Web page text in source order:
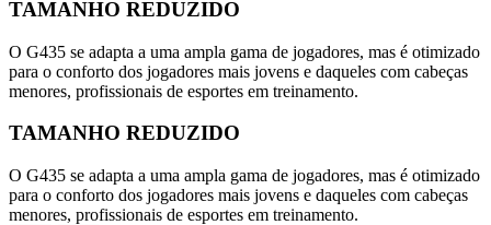
TAMANHO REDUZIDO
O G435 se adapta a uma ampla gama de jogadores, mas é otimizado
para o conforto dos jogadores mais jovens e daqueles com cabeças
menores, profissionais de esportes em treinamento.
TAMANHO REDUZIDO
O G435 se adapta a uma ampla gama de jogadores, mas é otimizado
para o conforto dos jogadores mais jovens e daqueles com cabeças
menores, profissionais de esportes em treinamento.